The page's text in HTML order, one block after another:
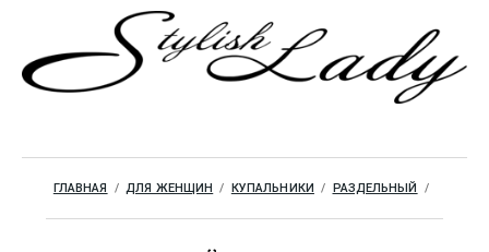
Для женщин
Одежда для дома
Бренды
ГЛАВНАЯ
  /
ДЛЯ ЖЕНЩИН
  /
КУПАЛЬНИКИ
  /
РАЗДЕЛЬНЫЙ
  /